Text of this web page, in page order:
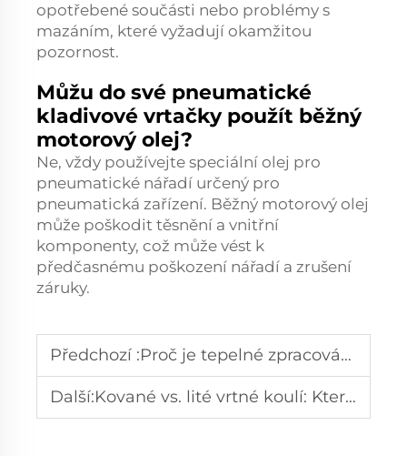
opotřebené součásti nebo problémy s
mazáním, které vyžadují okamžitou
pozornost.
Můžu do své pneumatické
kladivové vrtačky použít běžný
motorový olej?
Ne, vždy používejte speciální olej pro
pneumatické nářadí určený pro
pneumatická zařízení. Běžný motorový olej
může poškodit těsnění a vnitřní
komponenty, což může vést k
předčasnému poškození nářadí a zrušení
záruky.
Předchozí :Proč je tepelné zpracování pro horní vrtné soupravy nezbytné
Další:Kované vs. lité vrtné koulí: Které jsou trvanlivější?